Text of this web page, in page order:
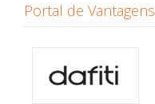
Portal de Vantagens